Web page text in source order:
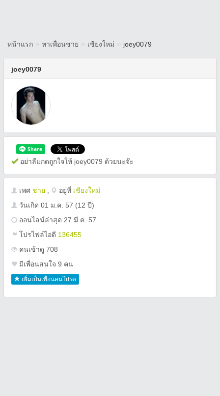
หน้าแรก > หาเพื่อนชาย > เชียงใหม่ > joey0079
joey0079
อย่าลืมกดถูกใจให้ joey0079 ด้วยนะจ๊ะ
เพศ ชาย อยู่ที่ เชียงใหม่
วันเกิด 01 ม.ค. 57 (12 ปี)
ออนไลน์ล่าสุด 27 มี.ค. 57
โปรไฟล์ไอดี 136455
คนเข้าดู 708
มีเพื่อนสนใจ 9 คน
เพิ่มเป็นเพื่อนคนโปรด